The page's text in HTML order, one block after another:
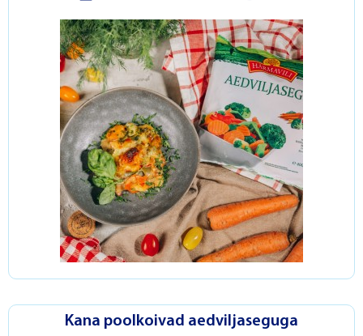
Kana poolkoivad aedviljaseguga